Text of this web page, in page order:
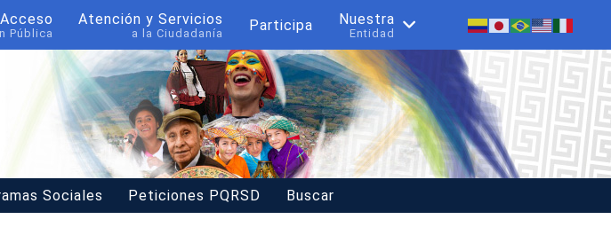
Pública
Atención y Servicios
a la Ciudadanía Participa Nuestra
Entidad
Sociales Peticiones PQRSD Buscar